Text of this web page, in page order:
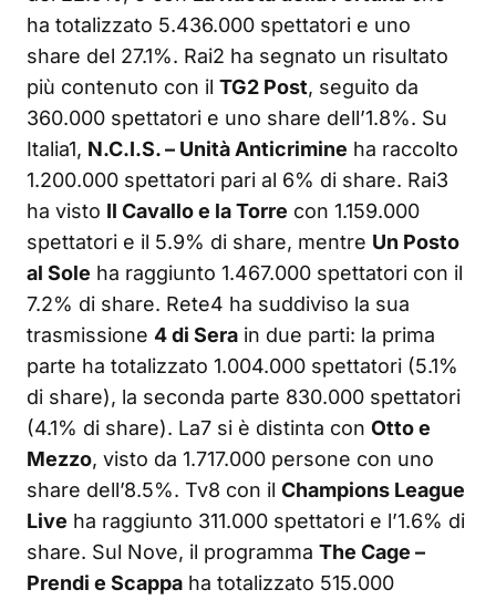
ha totalizzato 5.436.000 spettatori e uno
share del 27.1%. Rai2 ha segnato un risultato
più contenuto con il TG2 Post, seguito da
360.000 spettatori e uno share dell’1.8%. Su
Italia1, N.C.I.S. – Unità Anticrimine ha raccolto
1.200.000 spettatori pari al 6% di share. Rai3
ha visto Il Cavallo e la Torre con 1.159.000
spettatori e il 5.9% di share, mentre Un Posto
al Sole ha raggiunto 1.467.000 spettatori con il
7.2% di share. Rete4 ha suddiviso la sua
trasmissione 4 di Sera in due parti: la prima
parte ha totalizzato 1.004.000 spettatori (5.1%
di share), la seconda parte 830.000 spettatori
(4.1% di share). La7 si è distinta con Otto e
Mezzo, visto da 1.717.000 persone con uno
share dell’8.5%. Tv8 con il Champions League
Live ha raggiunto 311.000 spettatori e l’1.6% di
share. Sul Nove, il programma The Cage –
Prendi e Scappa ha totalizzato 515.000